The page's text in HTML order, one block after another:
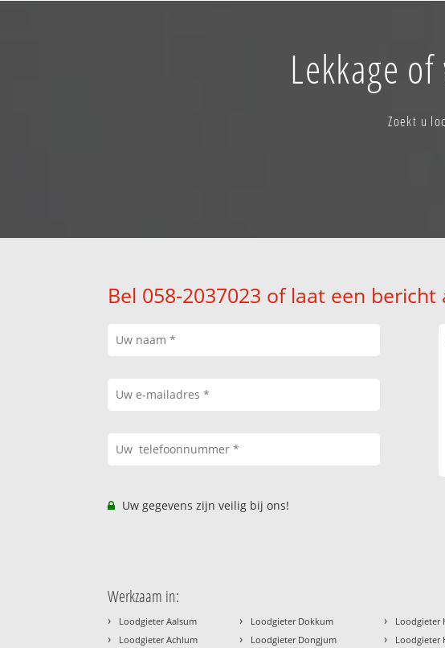
Lekkage
Zoekt u
Bel 058-2037023 of laat een
Uw gegevens zijn veilig bij ons!
Werkzaam in:
› Loodgieter Aalsum
› Loodgieter Achlum
› Loodgieter Dokkum
› Loodgieter Dongjum
› Loodgieter
› Loodgieter